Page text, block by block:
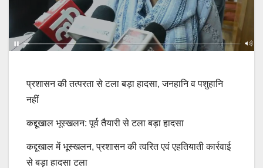
प्रशासन की तत्परता से टला बड़ा हादसा, जनहानि व पशुहानि
नहीं
कद्दूखाल भूस्खलन: पूर्व तैयारी से टला बड़ा हादसा
कद्दूखाल में भूस्खलन, प्रशासन की त्वरित एवं एहतियाती कार्रवाई
से बड़ा हादसा टला